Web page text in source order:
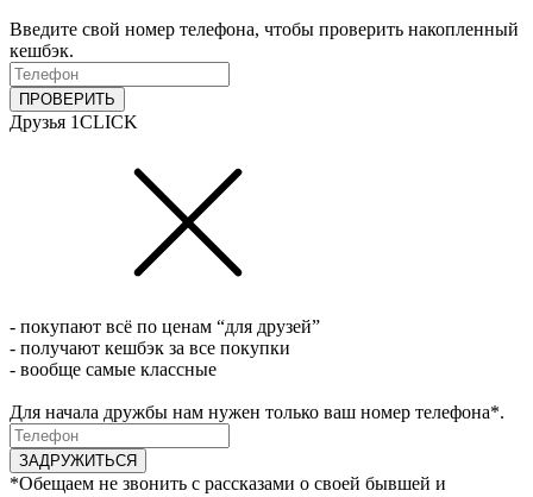
Введите свой номер телефона, чтобы проверить накопленный
кешбэк.
ПРОВЕРИТЬ
Друзья 1CLICK
- покупают всё по ценам “для друзей”
- получают кешбэк за все покупки
- вообще самые классные
Для начала дружбы нам нужен только ваш номер телефона*.
ЗАДРУЖИТЬСЯ
*Обещаем не звонить с рассказами о своей бывшей и